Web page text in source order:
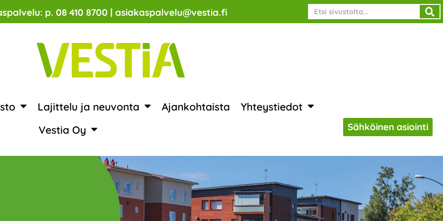
p. 08 410 8700 | asiakaspalvelu@vestia.fi Search
Lajittelu ja neuvonta Ajankohtaista
Yhteystiedot
Vestia Oy
Sähköinen asiointi